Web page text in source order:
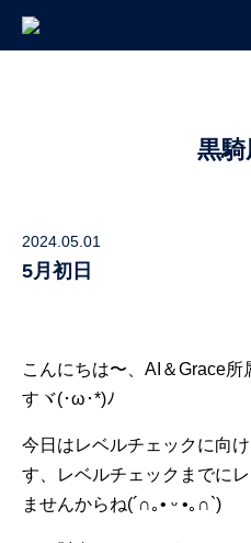
黒
2024.05.01
5月初日
こんにちは〜、AI＆Grace
すヾ⁠(⁠･⁠ω⁠･⁠*⁠)⁠ﾉ
今日はレベルチェックに向
す、レベルチェックまでに
ませんからね(⁠´⁠∩⁠｡⁠•⁠ ⁠ᵕ⁠ ⁠•⁠｡⁠∩⁠`⁠)⁠